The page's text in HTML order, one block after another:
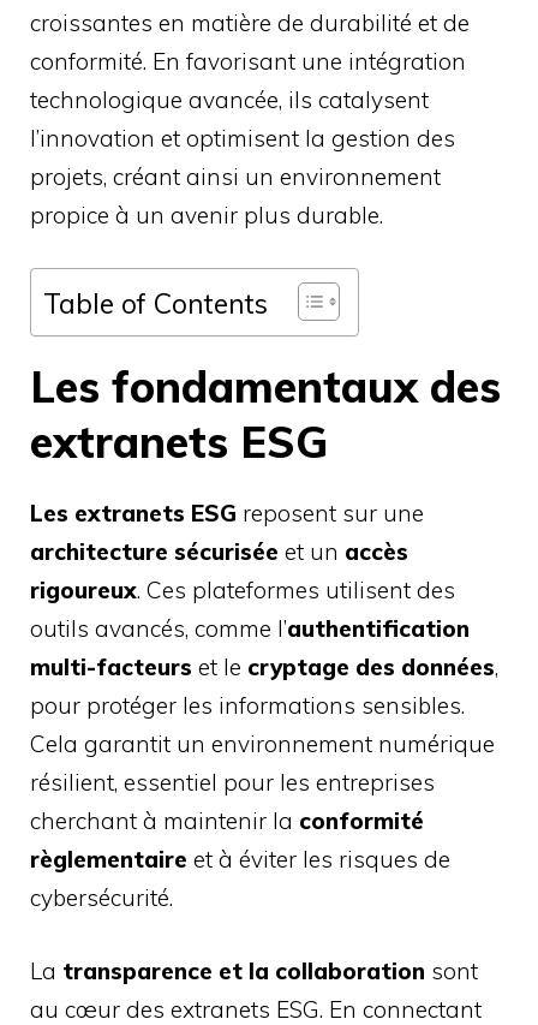
croissantes en matière de durabilité et de
conformité. En favorisant une intégration
technologique avancée, ils catalysent
l’innovation et optimisent la gestion des
projets, créant ainsi un environnement
propice à un avenir plus durable.
Table of Contents
Les fondamentaux des
extranets ESG
Les extranets ESG reposent sur une
architecture sécurisée et un accès
rigoureux. Ces plateformes utilisent des
outils avancés, comme l’authentification
multi-facteurs et le cryptage des données,
pour protéger les informations sensibles.
Cela garantit un environnement numérique
résilient, essentiel pour les entreprises
cherchant à maintenir la conformité
règlementaire et à éviter les risques de
cybersécurité.
La transparence et la collaboration sont
au cœur des extranets ESG. En connectant